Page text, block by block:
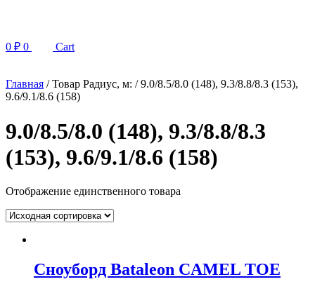
0 ₽ 0 Cart
Главная / Товар Радиус, м: / 9.0/8.5/8.0 (148), 9.3/8.8/8.3 (153),
9.6/9.1/8.6 (158)
9.0/8.5/8.0 (148), 9.3/8.8/8.3
(153), 9.6/9.1/8.6 (158)
Отображение единственного товара
Сноуборд Bataleon CAMEL TOE